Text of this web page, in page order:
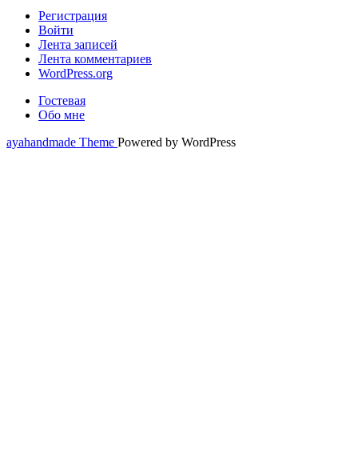
Регистрация
Войти
Лента записей
Лента комментариев
WordPress.org
Гостевая
Обо мне
ayahandmade Theme Powered by WordPress